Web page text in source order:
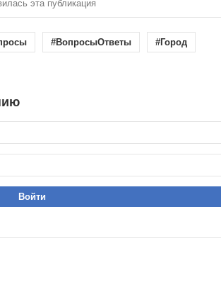
эта публикация
#ВопросыОтветы #Город